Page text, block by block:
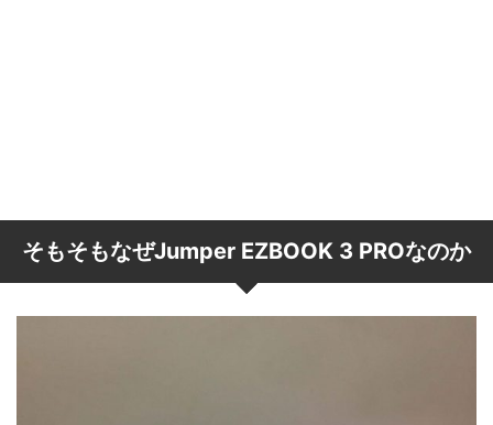
そもそもなぜJumper EZBOOK 3 PROなのか